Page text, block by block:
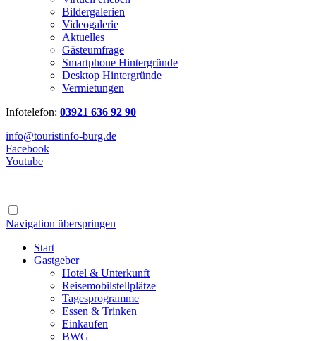
Bildergalerien
Videogalerie
Aktuelles
Gästeumfrage
Smartphone Hintergründe
Desktop Hintergründe
Vermietungen
Infotelefon: 03921 636 92 90
info@touristinfo-burg.de
Facebook
Youtube
Navigation überspringen
Start
Gastgeber
Hotel & Unterkunft
Reisemobilstellplätze
Tagesprogramme
Essen & Trinken
Einkaufen
BWG